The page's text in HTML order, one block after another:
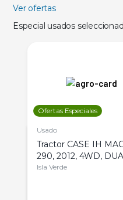
Ver ofertas
Especial usados
Ofertas Especiales
Usado
Tractor CASE IH
290, 2012, 4WD,
Isla Verde